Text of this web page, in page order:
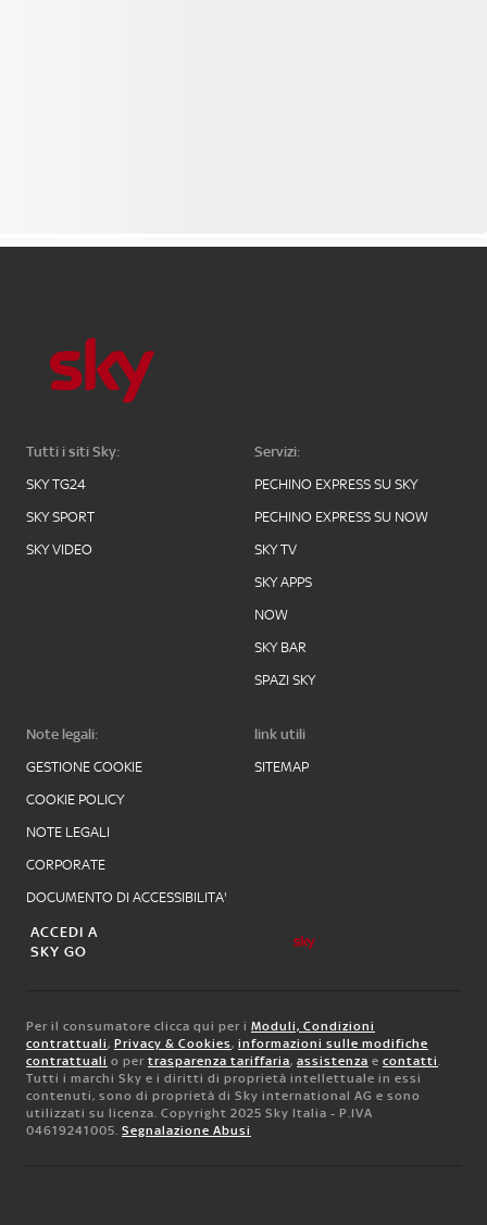
Tutti i siti Sky:
SKY TG24
SKY SPORT
SKY VIDEO
Servizi:
PECHINO EXPRESS SU SKY
PECHINO EXPRESS SU NOW
SKY TV
SKY APPS
NOW
SKY BAR
SPAZI SKY
Note legali:
GESTIONE COOKIE
COOKIE POLICY
NOTE LEGALI
CORPORATE
DOCUMENTO DI ACCESSIBILITA'
link utili
SITEMAP
ACCEDI A
SKY GO
Per il consumatore clicca qui per i Moduli, Condizioni
contrattuali, Privacy & Cookies, informazioni sulle modifiche
contrattuali o per trasparenza tariffaria, assistenza e contatti.
Tutti i marchi Sky e i diritti di proprietà intellettuale in essi
contenuti, sono di proprietà di Sky international AG e sono
utilizzati su licenza. Copyright 2025 Sky Italia - P.IVA
04619241005. Segnalazione Abusi